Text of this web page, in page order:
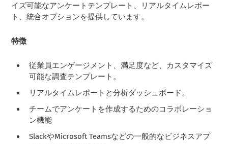
イズ可能なアンケートテンプレート、リアルタイムレポー
ト、統合オプションを提供しています。
特徴
従業員エンゲージメント、満足度など、カスタマイズ
可能な調査テンプレート。
リアルタイムレポートと分析ダッシュボード。
チームでアンケートを作成するためのコラボレーショ
ン機能
SlackやMicrosoft Teamsなどの一般的なビジネスアプ